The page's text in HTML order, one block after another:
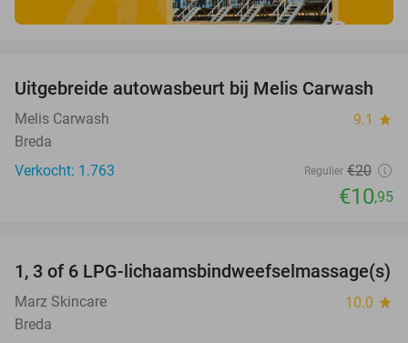
45%
Uitgebreide autowasbeurt bij Melis Carwash
Melis Carwash 9.1 star
Breda
Verkocht: 1.763
Regulier €20
€10,95
40%
1, 3 of 6 LPG-lichaamsbindweefselmassage(s)
Marz Skincare 10.0 star
Breda